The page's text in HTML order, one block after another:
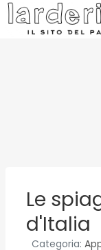
Le
d'Italia
Categoria: